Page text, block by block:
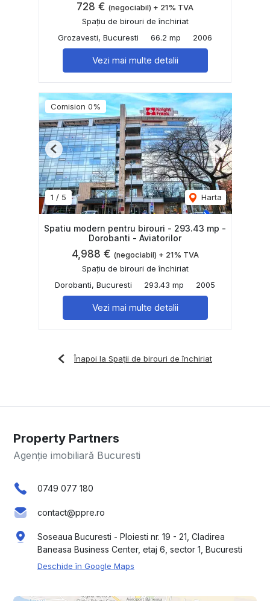
728 € (negociabil) + 21% TVA
Spațiu de birouri de închiriat
Grozavesti, Bucuresti
66.2 mp 2006
Vezi mai multe detalii
Comision 0%
1 / 5 Harta
Previous Next
Spatiu modern pentru birouri - 293.43 mp -
Dorobanti - Aviatorilor
4,988 € (negociabil) + 21% TVA
Spațiu de birouri de închiriat
Dorobanti, Bucuresti
293.43 mp 2005
Vezi mai multe detalii
Înapoi la Spații de birouri de închiriat
Property Partners
Agenție imobiliară Bucuresti
0749 077 180
contact@ppre.ro
Soseaua Bucuresti - Ploiesti nr. 19 - 21, Cladirea
Baneasa Business Center, etaj 6, sector 1, Bucuresti
Deschide în Google Maps